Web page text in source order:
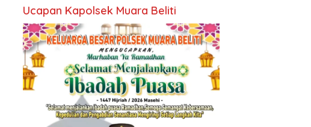
Ucapan Kapolsek Muara Beliti